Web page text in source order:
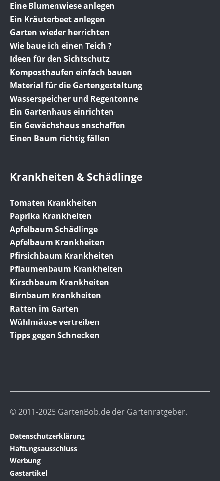
Eine Blumenwiese anlegen
Ein Kräuterbeet anlegen
Garten wieder herrichten
Wie baue ich einen Teich ?
Ideen für den Sichtschutz
Komposthaufen einfach bauen
Material für die Gartengestaltung
Wasserspeicher und Regentonne
Ein Gartenhaus einrichten
Ein Gewächshaus anschaffen
Einen Baum richtig fällen
Krankheiten & Schädlinge
Tomaten Krankheiten
Paprika Krankheiten
Apfelbaum Schädlinge
Apfelbaum Krankheiten
Pfirsichbaum Krankheiten
Pflaumenbaum Krankheiten
Kirschbaum Krankheiten
Birnbaum Krankheiten
Ratten im Garten
Wühlmäuse vertreiben
Tipps gegen Schnecken
© 2011-2025 GartenBob.de der Gartenratgeber.
Datenschutzerklärung
Haftungsausschluss
Werbung
Gastartikel